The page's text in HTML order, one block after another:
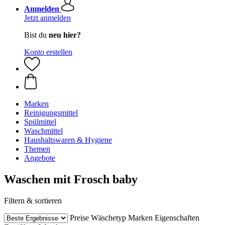
Anmelden
Jetzt anmelden
Bist du neu hier?
Konto erstellen
Marken
Reinigungsmittel
Spülmittel
Waschmittel
Haushaltswaren & Hygiene
Themen
Angebote
Waschen mit Frosch baby
Filtern & sortieren
Preise Wäschetyp Marken Eigenschaften